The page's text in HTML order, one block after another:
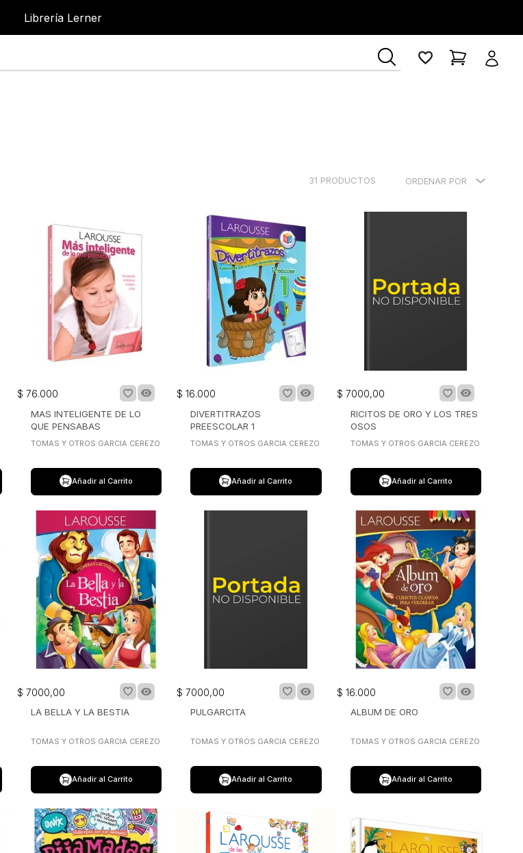
Librería Lerner
31 PRODUCTOS ORDENAR POR
$ 76.000
MAS INTELIGENTE DE LO
QUE PENSABAS
TOMAS Y OTROS GARCIA CEREZO
Añadir al Carrito
$ 16.000
DIVERTITRAZOS
PREESCOLAR 1
TOMAS Y OTROS GARCIA CEREZO
Añadir al Carrito
$ 7000,00
RICITOS DE ORO Y LOS TRES
OSOS
TOMAS Y OTROS GARCIA CEREZO
Añadir al Carrito
$ 7000,00
LA BELLA Y LA BESTIA
TOMAS Y OTROS GARCIA CEREZO
Añadir al Carrito
$ 7000,00
PULGARCITA
TOMAS Y OTROS GARCIA CEREZO
Añadir al Carrito
$ 16.000
ALBUM DE ORO
TOMAS Y OTROS GARCIA CEREZO
Añadir al Carrito